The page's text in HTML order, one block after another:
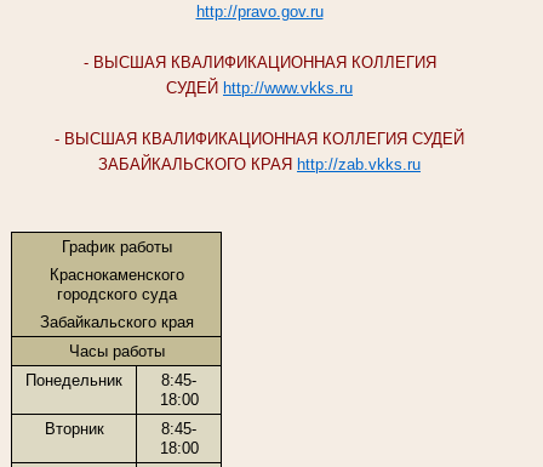
http://pravo.gov.ru
- ВЫСШАЯ КВАЛИФИКАЦИОННАЯ КОЛЛЕГИЯ
СУДЕЙ http://www.vkks.ru
- ВЫСШАЯ КВАЛИФИКАЦИОННАЯ КОЛЛЕГИЯ СУДЕЙ
ЗАБАЙКАЛЬСКОГО КРАЯ http://zab.vkks.ru
График работы
Краснокаменского
городского суда
Забайкальского края
Часы работы
Понедельник
8:45-
18:00
Вторник
8:45-
18:00